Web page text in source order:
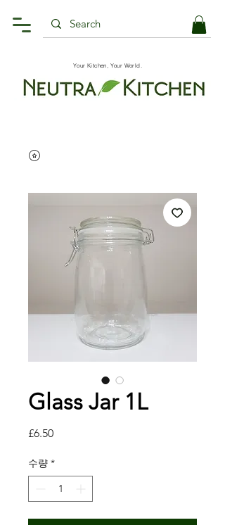
Your Kitchen, Your World.
Glass Jar 1L
£6.50가
수량 *